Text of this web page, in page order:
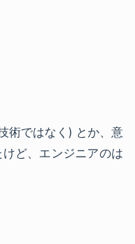
術ではなく) とか、意
ど、エンジニアのは